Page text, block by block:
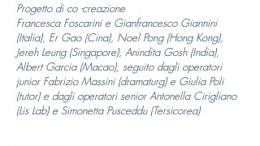
Progetto di co -creazione
Francesca Foscarini e Gianfrancesco Giannini
(Italia), Er Gao (Cina), Noel Pong (Hong Kong),
Jereh Leung (Singapore), Anindita Gosh (India),
Albert Garcia (Macao), seguito dagli operatori
junior Fabrizio Massini (dramaturg) e Giulia Poli
(tutor) e dagli operatori senior Antonella Cirigliano
(Lis Lab) e Simonetta Pusceddu (Tersicorea)